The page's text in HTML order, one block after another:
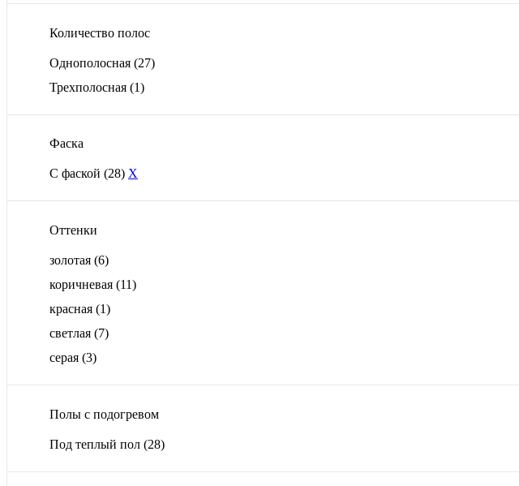
Количество полос
Однополосная (27)
Трехполосная (1)
Фаска
С фаской (28) X
Оттенки
золотая (6)
коричневая (11)
красная (1)
светлая (7)
серая (3)
Полы с подогревом
Под теплый пол (28)